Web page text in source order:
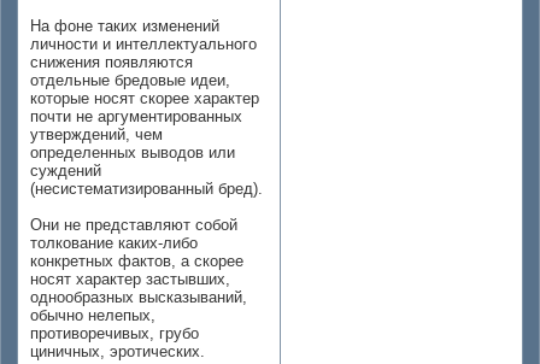
На фоне таких изменений
личности и интеллектуального
снижения появляются
отдельные бредовые идеи,
которые носят скорее характер
почти не аргументированных
утверждений, чем
определенных выводов или
суждений
(несистематизированный бред).
Они не представляют собой
толкование каких-либо
конкретных фактов, а скорее
носят характер застывших,
однообразных высказываний,
обычно нелепых,
противоречивых, грубо
циничных, эротических.